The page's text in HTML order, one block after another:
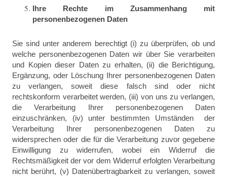
Ihre Rechte im Zusammenhang mit
personenbezogenen Daten
Sie sind unter anderem berechtigt (i) zu überprüfen, ob und
welche personenbezogenen Daten wir über Sie verarbeiten
und Kopien dieser Daten zu erhalten, (ii) die Berichtigung,
Ergänzung, oder Löschung Ihrer personenbezogenen Daten
zu verlangen, soweit diese falsch sind oder nicht
rechtskonform verarbeitet werden, (iii) von uns zu verlangen,
die Verarbeitung Ihrer personenbezogenen Daten
einzuschränken, (iv) unter bestimmten Umständen der
Verarbeitung Ihrer personenbezogenen Daten zu
widersprechen oder die für die Verarbeitung zuvor gegebene
Einwilligung zu widerrufen, wobei ein Widerruf die
Rechtsmäßigkeit der vor dem Widerruf erfolgten Verarbeitung
nicht berührt, (v) Datenübertragbarkeit zu verlangen, soweit